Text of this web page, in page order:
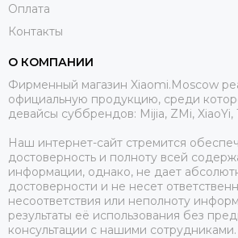
Оплата
Контакты
О КОМПАНИИ
Фирменный магазин Xiaomi.Moscow
официальную продукцию, среди
девайсы суббрендов: Mijia, ZMi, XiaoYi,
Наш интернет-сайт стремится
достоверность и полноту всей
информации, однако, не дает
достоверности и не несет
несоответствия или неполноту
результаты её использования без
консультации с нашими сотрудниками.